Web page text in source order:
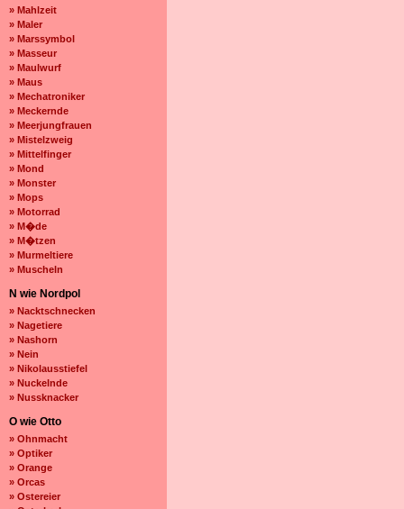
» Mahlzeit
» Maler
» Marssymbol
» Masseur
» Maulwurf
» Maus
» Mechatroniker
» Meckernde
» Meerjungfrauen
» Mistelzweig
» Mittelfinger
» Mond
» Monster
» Mops
» Motorrad
» M�de
» M�tzen
» Murmeltiere
» Muscheln
N wie Nordpol
» Nacktschnecken
» Nagetiere
» Nashorn
» Nein
» Nikolausstiefel
» Nuckelnde
» Nussknacker
O wie Otto
» Ohnmacht
» Optiker
» Orange
» Orcas
» Ostereier